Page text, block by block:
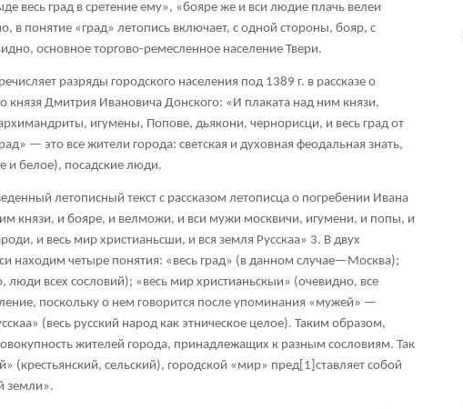
весь град в сретение ему», «бояре же и вси людие плачь велеи
в понятие «град» летопись включает, с одной стороны, бояр, с
основное торгово-ремесленное население Твери.
разряды городского населения под 1389 г. в рассказе о
князя Дмитрия Ивановича Донского: «И плаката над ним князи,
игумены, Попове, дьякони, чернорисци, и весь град от
— это все жители города: светская и духовная феодальная знать,
и белое), посадские люди.
летописный текст с рассказом летописца о погребении Ивана
князи, и бояре, и велможи, и вси мужи москвичи, игумени, и попы, и
и весь мир христианьсши, и вся земля Русскаа» 3. В двух
находим четыре понятия: «весь град» (в данном случае—Москва);
люди всех сословий); «весь мир христианьскыи» (очевидно, все
поскольку о нем говорится после упоминания «мужей» —
(весь русский народ как этническое целое). Таким образом,
жителей города, принадлежащих к разным сословиям. Так
(крестьянский, сельский), городской «мир» пред[1] ставляет собой
земли».